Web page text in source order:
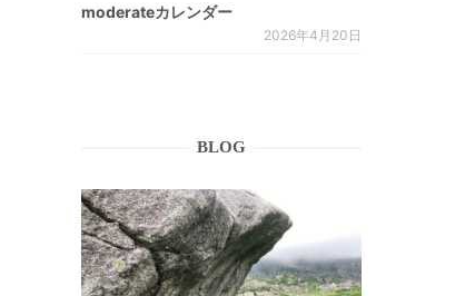
moderateカレンダー
2026年4月20日
BLOG